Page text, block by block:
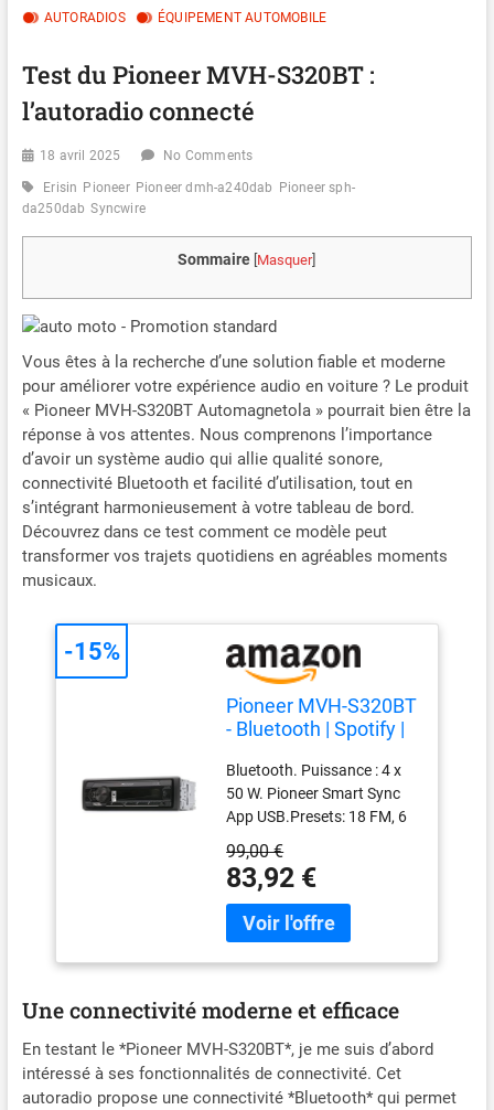
AUTORADIOS ÉQUIPEMENT AUTOMOBILE
Test du Pioneer MVH-S320BT :
l’autoradio connecté
18 avril 2025 No Comments
Erisin Pioneer Pioneer dmh-a240dab Pioneer sph-
da250dab Syncwire
Sommaire [Masquer]
Vous êtes à la recherche d’une solution fiable et moderne
pour améliorer votre expérience audio en voiture ? Le produit
« Pioneer MVH-S320BT Automagnetola » pourrait bien être la
réponse à vos attentes. Nous comprenons l’importance
d’avoir un système audio qui allie qualité sonore,
connectivité Bluetooth et facilité d’utilisation, tout en
s’intégrant harmonieusement à votre tableau de bord.
Découvrez dans ce test comment ce modèle peut
transformer vos trajets quotidiens en agréables moments
musicaux.
Pioneer MVH-S320BT
- Bluetooth | Spotify |
Autoradio
Bluetooth. Puissance : 4 x
50 W. Pioneer Smart Sync
App USB.Presets: 18 FM, 6
AM Compatible iOS et
Android.
99,00 €
83,92 €
-15%
Une connectivité moderne et efficace
En testant le *Pioneer MVH-S320BT*, je me suis d’abord
intéressé à ses fonctionnalités de connectivité. Cet
autoradio propose une connectivité *Bluetooth* qui permet